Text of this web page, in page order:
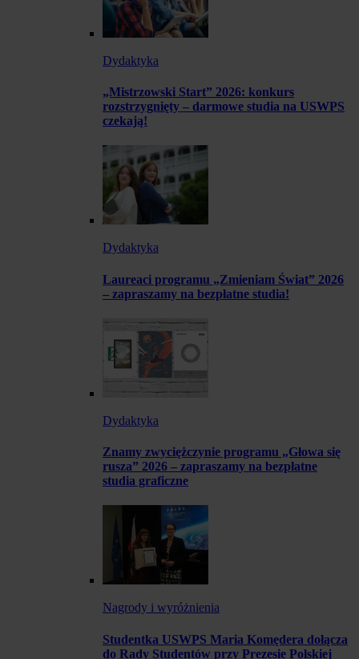
Dydaktyka
„Mistrzowski Start” 2026: konkurs
rozstrzygnięty – darmowe studia na USWPS
czekają!
Dydaktyka
Laureaci programu „Zmieniam Świat” 2026
– zapraszamy na bezpłatne studia!
Dydaktyka
Znamy zwyciężczynie programu „Głowa się
rusza” 2026 – zapraszamy na bezpłatne
studia graficzne
Nagrody i wyróżnienia
Studentka USWPS Maria Komędera dołącza
do Rady Studentów przy Prezesie Polskiej